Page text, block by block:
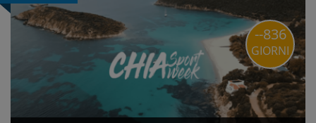
--836
GIORNI